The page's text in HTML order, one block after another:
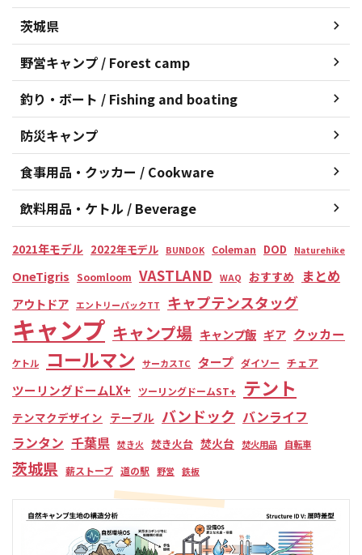
茨城県
野営キャンプ / Forest camp
釣り・ボート / Fishing and boating
防災キャンプ
食事用品・クッカー / Cookware
飲料用品・ケトル / Beverage
2021年モデル 2022年モデル BUNDOK Coleman DOD Naturehike
OneTigris Soomloom VASTLAND WAQ おすすめ まとめ
アウトドア エントリーパックTT キャプテンスタッグ
キャンプ キャンプ場 キャンプ飯 ギア クッカー
ケトル コールマン サーカスTC タープ ダイソー チェア
ツーリングドームLX+ ツーリングドームST+ テント
テンマクデザイン テーブル バンドック バンライフ
ランタン 千葉県 焚き火 焚き火台 焚火台 焚火用品 自転車
茨城県 薪ストーブ 道の駅 野営 鉄板